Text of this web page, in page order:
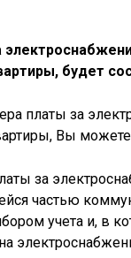
будет
платы за
Вы
за
частью
учета и, в